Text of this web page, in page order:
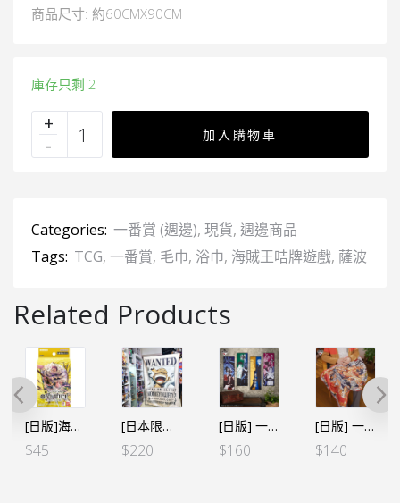
商品尺寸: 約60CMX90CM
庫存只剩 2
加入購物車
Categories: 一番賞 (週邊), 現貨, 週邊商品
Tags: TCG, 一番賞, 毛巾, 浴巾, 海賊王咭牌遊戲, 薩波
Related Products
[日版]海賊王咭牌遊戲 起始牌組-黃色 卡二 沙羅特·加泰古利 [ST-20]
$45
[日本限定] 海賊王 路飛五檔 懸賞令大毛毯/毛巾 155X108CM
$220
[日版] 一番くじ 両翼決戦- F賞 毛巾 (全8種SET)
$160
[日版] 一番くじ -海賊王咭牌遊戲-B賞 艾斯大毛巾 60X90CM
$140